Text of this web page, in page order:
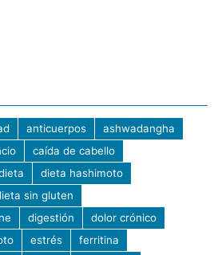
anticuerpos
ashwadangha
caída de cabello
dieta hashimoto
sin gluten
digestión
dolor crónico
estrés
ferritina